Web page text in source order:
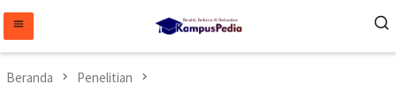
konten
Beranda Penelitian